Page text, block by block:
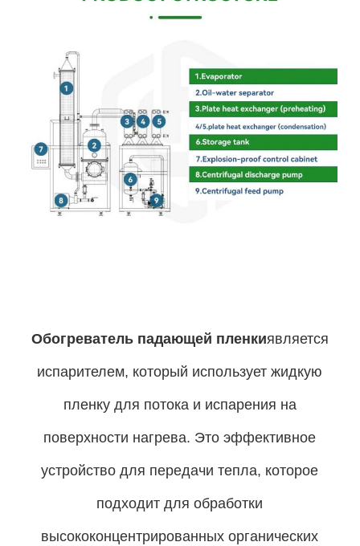
Обогреватель падающей пленкиявляется
испарителем, который использует жидкую
пленку для потока и испарения на
поверхности нагрева. Это эффективное
устройство для передачи тепла, которое
подходит для обработки
высококонцентрированных органических